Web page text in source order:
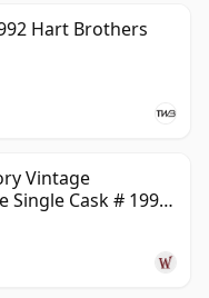
Hart Brothers
Vintage
Single Cask # 1995